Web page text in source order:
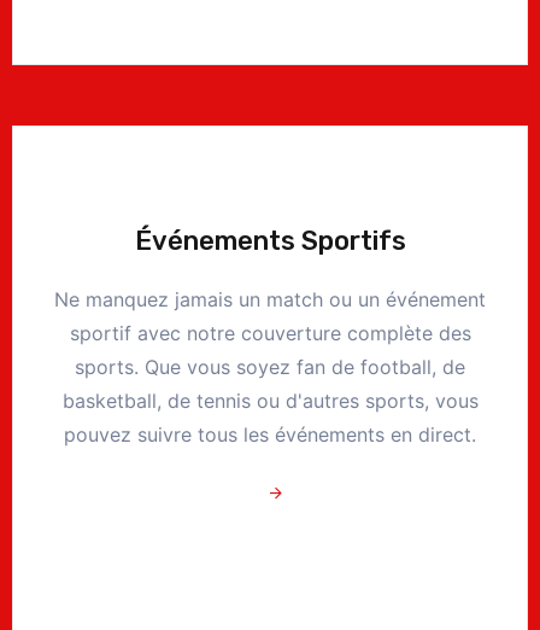
Événements Sportifs
Ne manquez jamais un match ou un événement
sportif avec notre couverture complète des
sports. Que vous soyez fan de football, de
basketball, de tennis ou d'autres sports, vous
pouvez suivre tous les événements en direct.